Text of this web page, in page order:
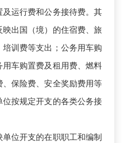
及运行费和公务接待费。其
出国（境）的住宿费、旅
训费等支出；公务用车购
车购置费及租用费、燃料
保险费、安全奖励费用等
按规定开支的各类公务接
位开支的在职职工和编制